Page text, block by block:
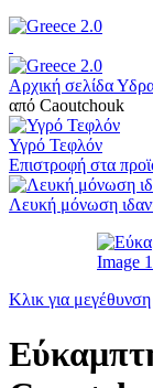
Αρχική σελίδα
από Caoutchouk
Υγρό Τεφλόν
Επιστροφή στα
Λευκή μόνωση
Κλικ για μεγέθυνση